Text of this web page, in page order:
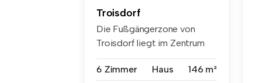
Troisdorf
Die Fußgängerzone von
Troisdorf liegt im Zentrum
6 Zimmer
Haus 146 m²